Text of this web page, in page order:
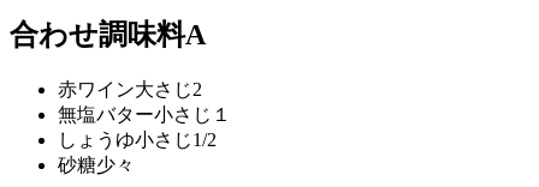
合わせ調味料A
赤ワイン大さじ2
無塩バター小さじ１
しょうゆ小さじ1/2
砂糖少々